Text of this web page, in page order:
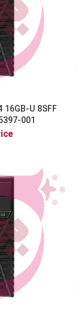
16GB-U 8SFF
001